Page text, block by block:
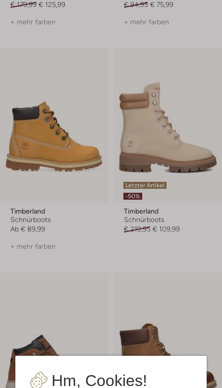
Hm, Cookies!
€ 179,99 € 125,99
+ mehr farben
€ 94,95 € 75,99
+ mehr farben
Timberland
Schnürboots
Ab € 89,99
+ mehr farben
Letzter Artikel
-50%
Timberland
Schnürboots
€ 219,95 € 109,99